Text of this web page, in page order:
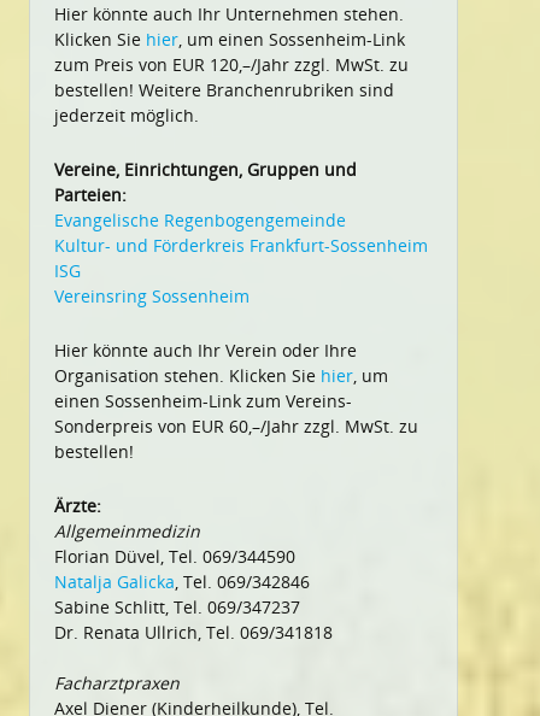
Hier könnte auch Ihr Unternehmen stehen.
Klicken Sie hier , um einen Sossenheim-Link
zum Preis von EUR 120,–/Jahr zzgl. MwSt. zu
bestellen! Weitere Branchenrubriken sind
jederzeit möglich.
Vereine, Einrichtungen, Gruppen und
Parteien:
Evangelische Regenbogengemeinde
Kultur- und Förderkreis Frankfurt-Sossenheim
ISG
Vereinsring Sossenheim
Hier könnte auch Ihr Verein oder Ihre
Organisation stehen. Klicken Sie hier , um
einen Sossenheim-Link zum Vereins-
Sonderpreis von EUR 60,–/Jahr zzgl. MwSt. zu
bestellen!
Ärzte:
Allgemeinmedizin
Florian Düvel, Tel. 069/344590
Natalja Galicka , Tel. 069/342846
Sabine Schlitt, Tel. 069/347237
Dr. Renata Ullrich, Tel. 069/341818
Facharztpraxen
Axel Diener (Kinderheilkunde), Tel.